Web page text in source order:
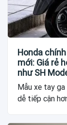
Honda
mới: Giá rẻ
như SH
Mẫu xe tay
dễ tiếp cận